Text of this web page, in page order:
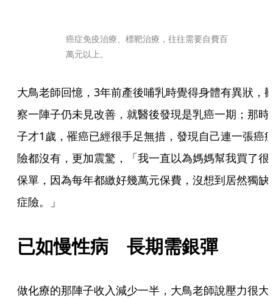
癌症免疫治療、標靶治療，往往需要自費百
萬元以上。
大鳥老師回憶，3年前產後哺乳時覺得身體有異狀，
察一陣子仍未見改善，就醫後發現是乳癌一期；那時
子才1歲，罹癌已經很手足無措，發現自己連一張癌
險都沒有，更加震驚，「我一直以為媽媽幫我買了很
保單，因為每年都繳好幾萬元保費，沒想到居然獨缺
症險。」
已如慢性病　長期需銀彈
做化療的那陣子收入減少一半，大鳥老師說壓力很大